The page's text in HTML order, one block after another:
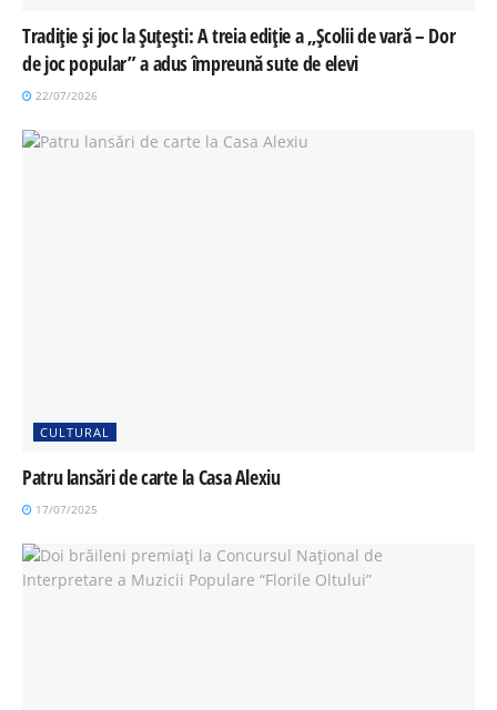
Tradiție și joc la Șuțești: A treia ediție a „Școlii de vară – Dor
de joc popular” a adus împreună sute de elevi
22/07/2026
CULTURAL
Patru lansări de carte la Casa Alexiu
17/07/2025